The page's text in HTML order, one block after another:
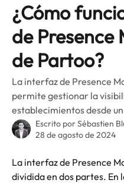
¿Cómo
de
de Partoo?
La interfaz de Presence
permite gestionar la
establecimientos desde
Escrito porSébastien
28 de agosto de 2024
La interfaz de Presence
dividida en dos partes.